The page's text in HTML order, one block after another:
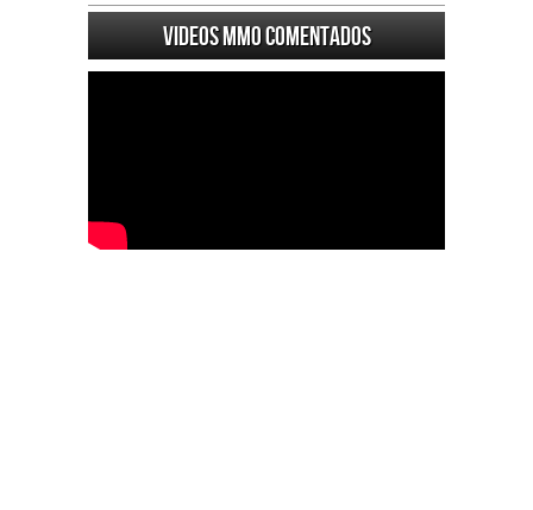
Videos MMO Comentados